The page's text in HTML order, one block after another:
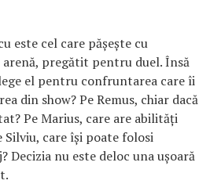
este cel care pășește cu
pregătit pentru duel. Însă
el pentru confruntarea care îi
din show? Pe Remus, chiar dacă
Pe Marius, care are abilități
Silviu, care își poate folosi
Decizia nu este deloc una ușoară